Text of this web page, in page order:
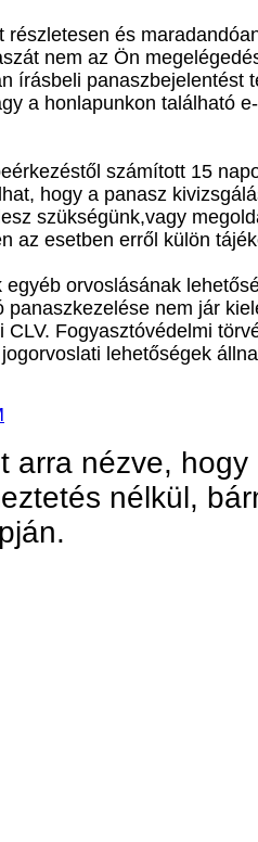
részletesen és
nem az Ön
írásbeli panaszbejelentést
a honlapunkon található
számított 15
hogy a panasz
szükségünk,vagy
az esetben erről külön
orvoslásának
panaszkezelése nem jár
Fogyasztóvédelmi
lehetőségek
arra nézve,
nélkül,